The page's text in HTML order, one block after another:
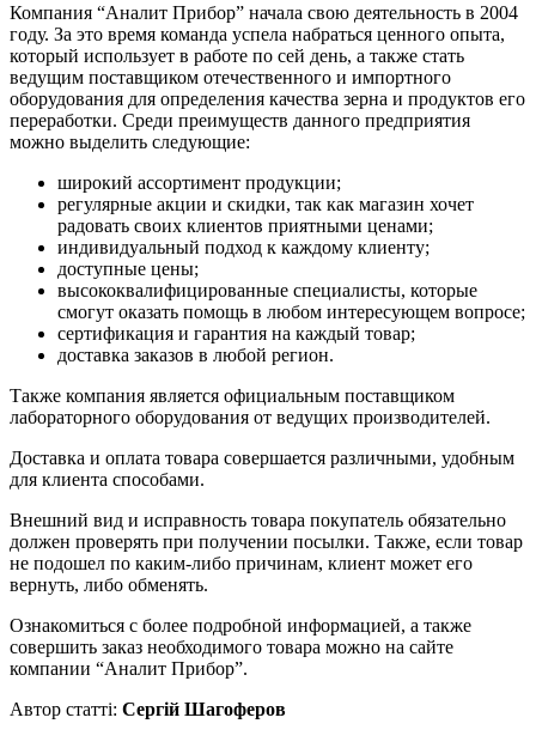
Компания “Аналит Прибор” начала свою деятельность в 2004
году. За это время команда успела набраться ценного опыта,
который использует в работе по сей день, а также стать
ведущим поставщиком отечественного и импортного
оборудования для определения качества зерна и продуктов его
переработки. Среди преимуществ данного предприятия
можно выделить следующие:
широкий ассортимент продукции;
регулярные акции и скидки, так как магазин хочет
радовать своих клиентов приятными ценами;
индивидуальный подход к каждому клиенту;
доступные цены;
высококвалифицированные специалисты, которые
смогут оказать помощь в любом интересующем вопросе;
сертификация и гарантия на каждый товар;
доставка заказов в любой регион.
Также компания является официальным поставщиком
лабораторного оборудования от ведущих производителей.
Доставка и оплата товара совершается различными, удобным
для клиента способами.
Внешний вид и исправность товара покупатель обязательно
должен проверять при получении посылки. Также, если товар
не подошел по каким-либо причинам, клиент может его
вернуть, либо обменять.
Ознакомиться с более подробной информацией, а также
совершить заказ необходимого товара можно на сайте
компании “Аналит Прибор”.
Автор статті: Сергій Шагоферов